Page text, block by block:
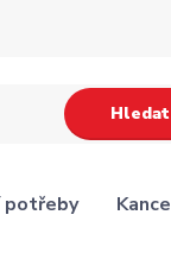
Hledat
potřeby